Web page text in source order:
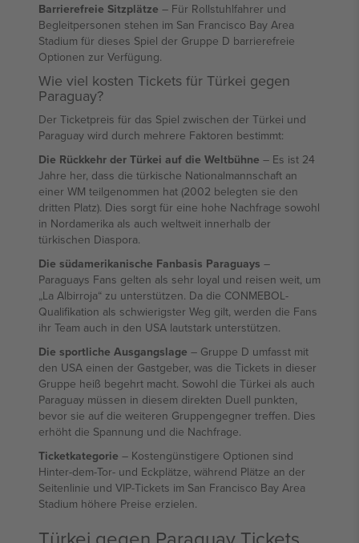
Barrierefreie Sitzplätze – Für Rollstuhlfahrer und
Begleitpersonen stehen im San Francisco Bay Area
Stadium für dieses Spiel der Gruppe D barrierefreie
Optionen zur Verfügung.
Wie viel kosten Tickets für Türkei gegen
Paraguay?
Der Ticketpreis für das Spiel zwischen der Türkei und
Paraguay wird durch mehrere Faktoren bestimmt:
Die Rückkehr der Türkei auf die Weltbühne – Es ist 24
Jahre her, dass die türkische Nationalmannschaft an
einer WM teilgenommen hat (2002 belegten sie den
dritten Platz). Dies sorgt für eine hohe Nachfrage sowohl
in Nordamerika als auch weltweit innerhalb der
türkischen Diaspora.
Die südamerikanische Fanbasis Paraguays –
Paraguays Fans gelten als sehr loyal und reisen weit, um
„La Albirroja“ zu unterstützen. Da die CONMEBOL-
Qualifikation als schwierigster Weg gilt, werden die Fans
ihr Team auch in den USA lautstark unterstützen.
Die sportliche Ausgangslage – Gruppe D umfasst mit
den USA einen der Gastgeber, was die Tickets in dieser
Gruppe heiß begehrt macht. Sowohl die Türkei als auch
Paraguay müssen in diesem direkten Duell punkten,
bevor sie auf die weiteren Gruppengegner treffen. Dies
erhöht die Spannung und die Nachfrage.
Ticketkategorie – Kostengünstigere Optionen sind
Hinter-dem-Tor- und Eckplätze, während Plätze an der
Seitenlinie und VIP-Tickets im San Francisco Bay Area
Stadium höhere Preise erzielen.